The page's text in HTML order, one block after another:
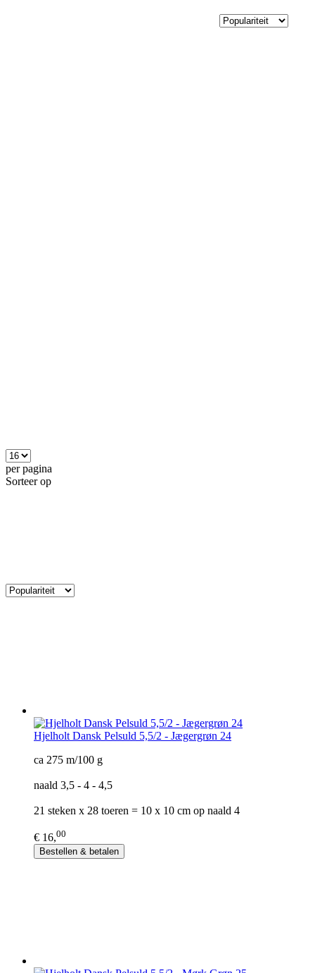
per pagina
Sorteer op
Hjelholt Dansk Pelsuld 5,5/2 - Jægergrøn 24
ca 275 m/100 g
naald 3,5 - 4 - 4,5
21 steken x 28 toeren = 10 x 10 cm op naald 4
€ 16,00
Bestellen & betalen